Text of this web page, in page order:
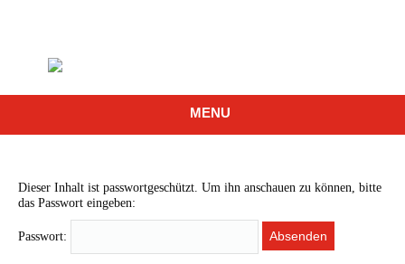
MENU
Dieser Inhalt ist passwortgeschützt. Um ihn anschauen zu können, bitte
das Passwort eingeben:
Passwort: